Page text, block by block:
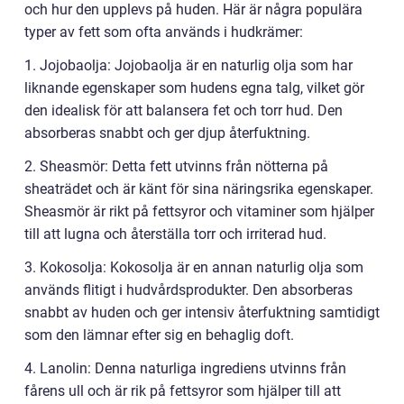
och hur den upplevs på huden. Här är några populära
typer av fett som ofta används i hudkrämer:
1. Jojobaolja: Jojobaolja är en naturlig olja som har
liknande egenskaper som hudens egna talg, vilket gör
den idealisk för att balansera fet och torr hud. Den
absorberas snabbt och ger djup återfuktning.
2. Sheasmör: Detta fett utvinns från nötterna på
sheaträdet och är känt för sina näringsrika egenskaper.
Sheasmör är rikt på fettsyror och vitaminer som hjälper
till att lugna och återställa torr och irriterad hud.
3. Kokosolja: Kokosolja är en annan naturlig olja som
används flitigt i hudvårdsprodukter. Den absorberas
snabbt av huden och ger intensiv återfuktning samtidigt
som den lämnar efter sig en behaglig doft.
4. Lanolin: Denna naturliga ingrediens utvinns från
fårens ull och är rik på fettsyror som hjälper till att